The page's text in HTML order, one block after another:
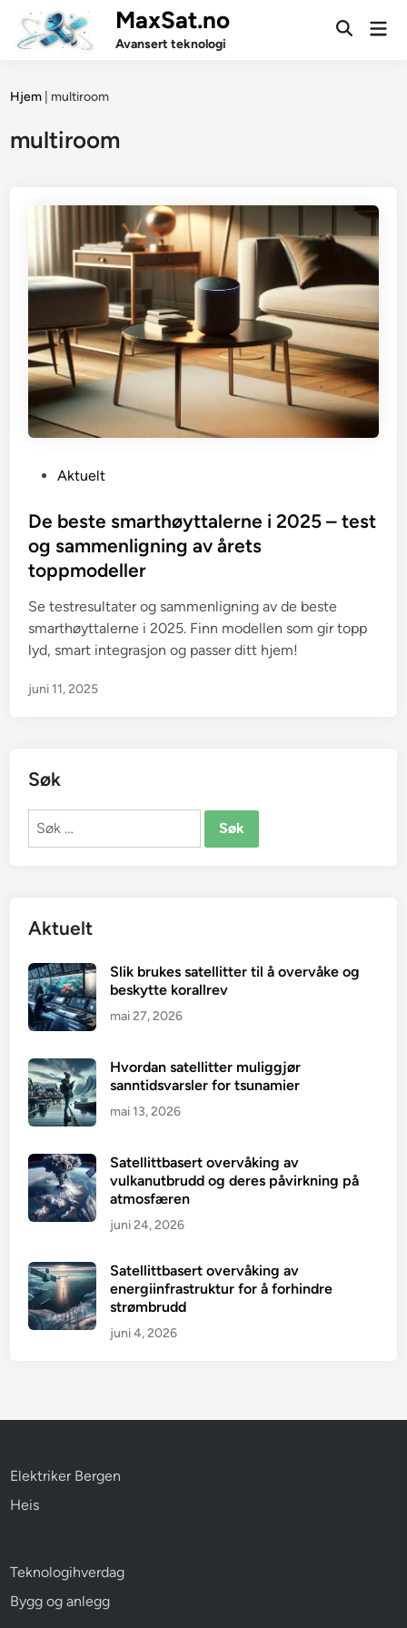
content
MaxSat.no
Avansert teknologi
Open
Hjem multiroom
multiroom
s
t
e
i
n
Aktuelt
De beste smarthøyttalerne i 2025 – test
og sammenligning av årets
toppmodeller
Se testresultater og sammenligning av de beste
smarthøyttalerne i 2025. Finn modellen som gir topp
lyd, smart integrasjon og passer ditt hjem!
juni 11, 2025
Søk
Søk
Aktuelt
Slik brukes satellitter til å overvåke og
beskytte korallrev
mai 27, 2026
Hvordan satellitter muliggjør
sanntidsvarsler for tsunamier
mai 13, 2026
Satellittbasert overvåking av
vulkanutbrudd og deres påvirkning på
atmosfæren
juni 24, 2026
Satellittbasert overvåking av
energiinfrastruktur for å forhindre
strømbrudd
juni 4, 2026
Elektriker Bergen
Heis
Teknologihverdag
Bygg og anlegg